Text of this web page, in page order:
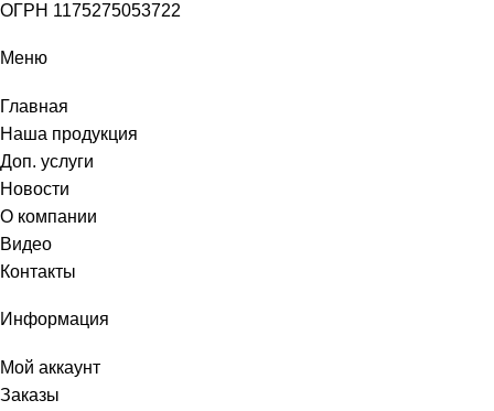
ОГРН 1175275053722
Меню
Главная
Наша продукция
Доп. услуги
Новости
О компании
Видео
Контакты
Информация
Мой аккаунт
Заказы